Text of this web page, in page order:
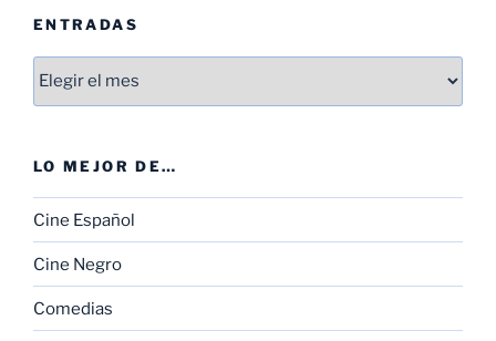
ENTRADAS
Entradas
LO MEJOR DE…
Cine Español
Cine Negro
Comedias